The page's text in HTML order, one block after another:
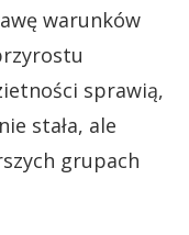
warunków
sprawią,
stała, ale
grupach